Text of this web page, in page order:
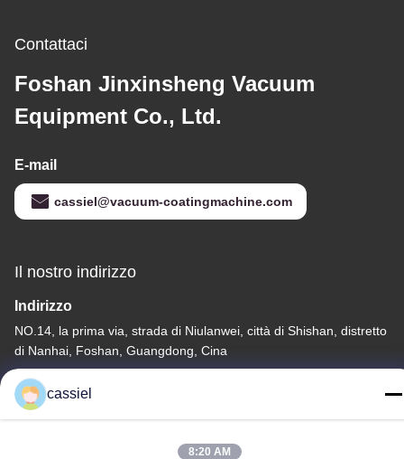
Contattaci
Foshan Jinxinsheng Vacuum
Equipment Co., Ltd.
E-mail
cassiel@vacuum-coatingmachine.com
Il nostro indirizzo
Indirizzo
NO.14, la prima via, strada di Niulanwei, città di Shishan, distretto
di Nanhai, Foshan, Guangdong, Cina
Telefono
86-139-2915-0962
cassiel
8:20 AM